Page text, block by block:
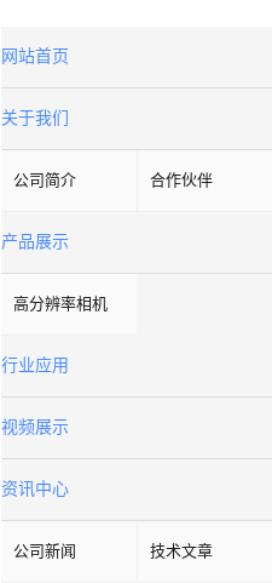
网站首页
关于我们
公司简介 合作伙伴
产品展示
高分辨率相机
行业应用
视频展示
资讯中心
公司新闻 技术文章